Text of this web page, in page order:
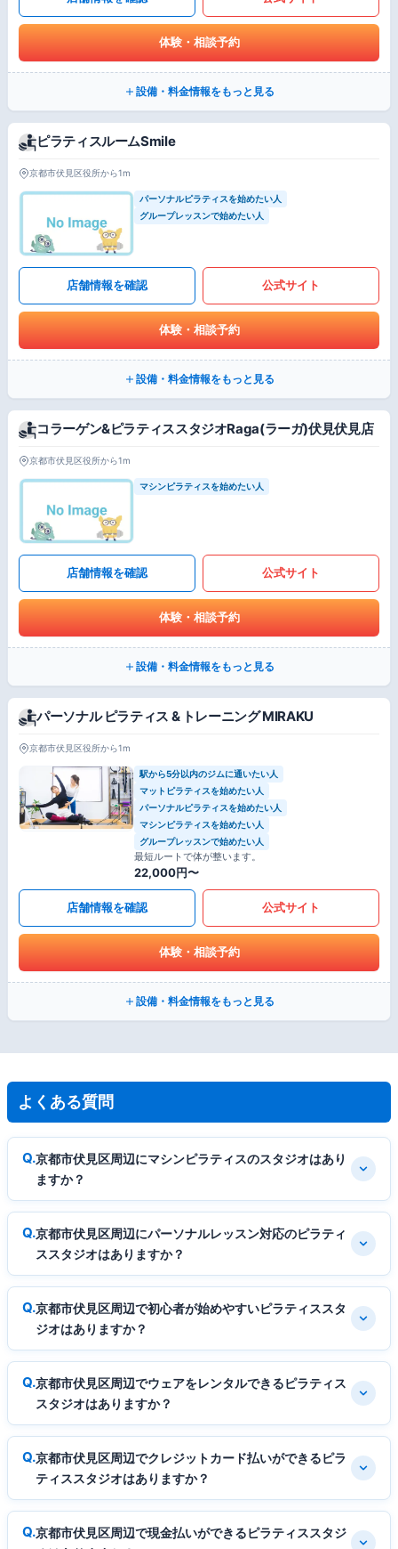
体験・相談予約
設備・料金情報をもっと見る
ピラティスルームSmile
京都市伏見区役所から1m
パーソナルピラティスを始めたい人
グループレッスンで始めたい人
店舗情報を確認 公式サイト
体験・相談予約
設備・料金情報をもっと見る
コラーゲン&ピラティススタジオRaga(ラーガ)伏見伏見店
京都市伏見区役所から1m
マシンピラティスを始めたい人
店舗情報を確認 公式サイト
体験・相談予約
設備・料金情報をもっと見る
パーソナル ピラティス & トレーニング MIRAKU
京都市伏見区役所から1m
駅から5分以内のジムに通いたい人
マットピラティスを始めたい人
パーソナルピラティスを始めたい人
マシンピラティスを始めたい人
グループレッスンで始めたい人
最短ルートで体が整います。
22,000円〜
店舗情報を確認 公式サイト
体験・相談予約
設備・料金情報をもっと見る
よくある質問
京都市伏見区周辺にマシンピラティスのスタジオはあり
ますか？
京都市伏見区周辺にパーソナルレッスン対応のピラティ
ススタジオはありますか？
京都市伏見区周辺で初心者が始めやすいピラティススタ
ジオはありますか？
京都市伏見区周辺でウェアをレンタルできるピラティス
スタジオはありますか？
京都市伏見区周辺でクレジットカード払いができるピラ
ティススタジオはありますか？
京都市伏見区周辺で現金払いができるピラティススタジ